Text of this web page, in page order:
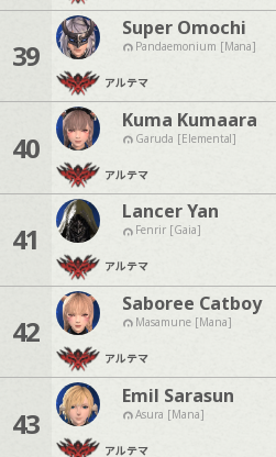
39
Super Omochi
Pandaemonium [Mana]
アルテマ
40
Kuma Kumaara
Garuda [Elemental]
アルテマ
41
Lancer Yan
Fenrir [Gaia]
アルテマ
42
Saboree Catboy
Masamune [Mana]
アルテマ
43
Emil Sarasun
Asura [Mana]
アルテマ